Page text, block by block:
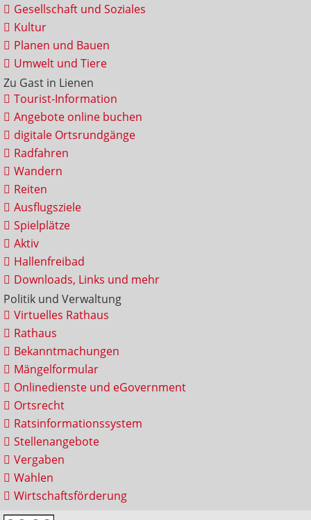
Gesellschaft und Soziales
Kultur
Planen und Bauen
Umwelt und Tiere
Zu Gast in Lienen
Tourist-Information
Angebote online buchen
digitale Ortsrundgänge
Radfahren
Wandern
Reiten
Ausflugsziele
Spielplätze
Aktiv
Hallenfreibad
Downloads, Links und mehr
Politik und Verwaltung
Virtuelles Rathaus
Rathaus
Bekanntmachungen
Mängelformular
Onlinedienste und eGovernment
Ortsrecht
Ratsinformationssystem
Stellenangebote
Vergaben
Wahlen
Wirtschaftsförderung